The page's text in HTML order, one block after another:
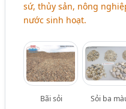
sứ, thủy sản, nông
nước sinh hoạt.
Bãi sỏi Sỏi ba